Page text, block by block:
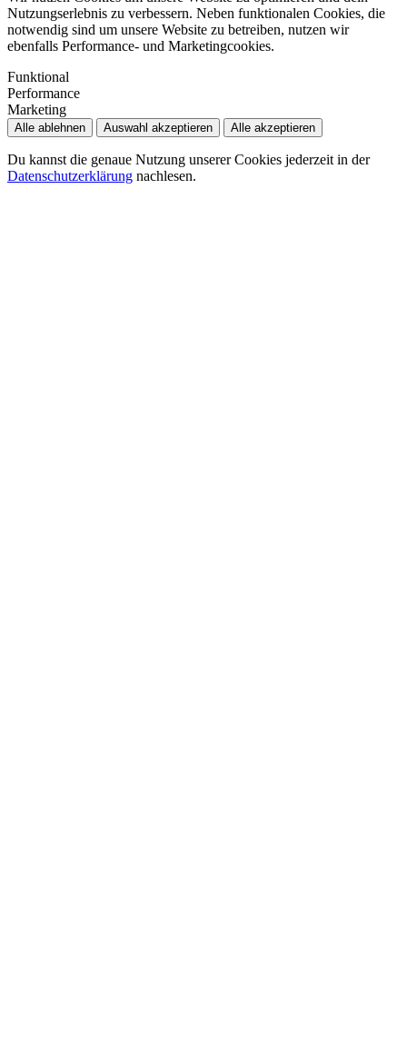
Nutzungserlebnis zu verbessern. Neben funktionalen Cookies, die
notwendig sind um unsere Website zu betreiben, nutzen wir
ebenfalls Performance- und Marketingcookies.
Funktional
Performance
Marketing
Alle ablehnen Auswahl akzeptieren Alle akzeptieren
Du kannst die genaue Nutzung unserer Cookies jederzeit in der
Datenschutzerklärung nachlesen.